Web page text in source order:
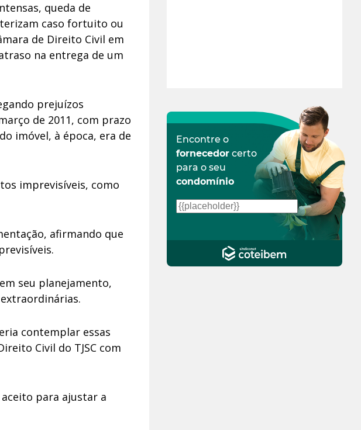
queda de
caso fortuito ou
de Direito Civil em
na entrega de um
prejuízos
de 2011, com prazo
imóvel, à época, era de
imprevisíveis, como
afirmando que
seu planejamento,
contemplar essas
Civil do TJSC com
para ajustar a
Encontre o
fornecedor certo
para o seu
condomínio